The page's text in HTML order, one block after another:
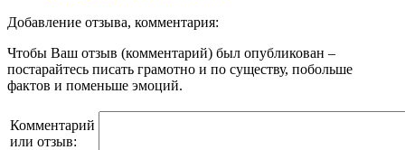
Добавление отзыва, комментария:
Чтобы Ваш отзыв (комментарий) был опубликован –
постарайтесь писать грамотно и по существу, побольше
фактов и поменьше эмоций.
Комментарий
или отзыв: